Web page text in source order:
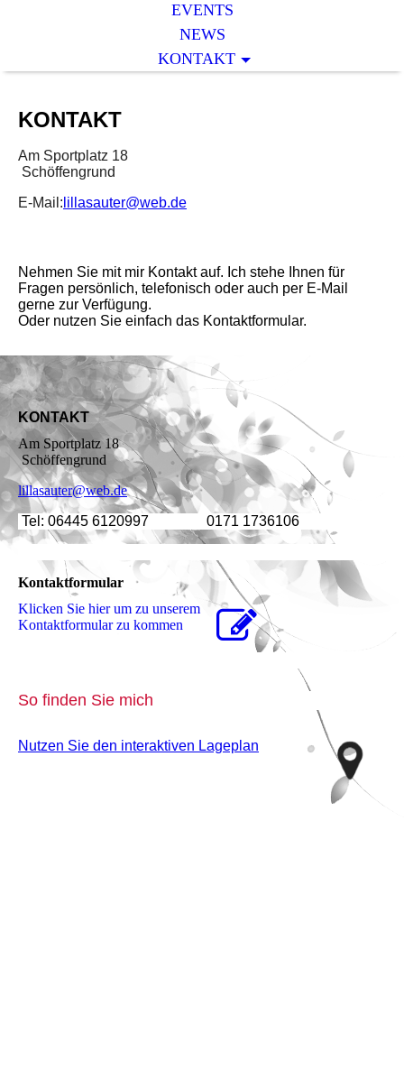
EVENTS
NEWS
KONTAKT
KONTAKT
Am Sportplatz 18
Schöffengrund
E-Mail: lillasauter@web.de
Nehmen Sie mit mir Kontakt auf. Ich stehe Ihnen für
Fragen persönlich, telefonisch oder auch per E-Mail
gerne zur Verfügung.
Oder nutzen Sie einfach das Kontaktformular.
KONTAKT
Am Sportplatz 18
Schöffengrund
lillasauter@web.de
Tel: 06445 6120997 0171 1736106
Kontaktformular
Klicken Sie hier um zu unserem
Kon­takt­for­mu­lar zu kommen
So finden Sie mich
Nutzen Sie den interaktiven La­ge­plan